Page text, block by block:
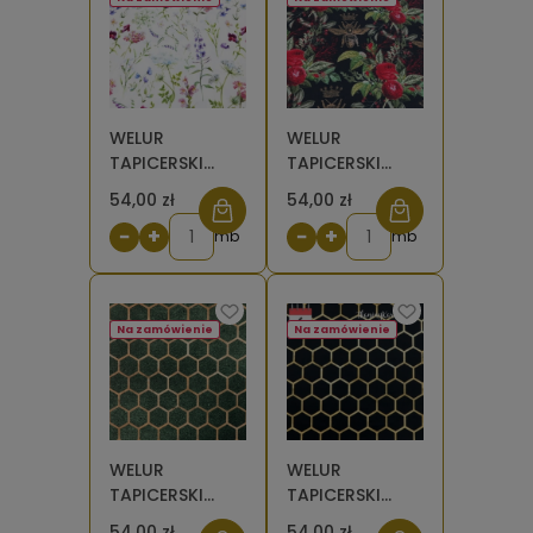
WELUR
TAPICERSKI
Wiosenna łąka
na białym [6-
8]
54,00 zł
− + mb
WELUR
TAPICERSKI
Pszczoła z
kwiatami na
czarnym [6-8]
54,00 zł
− + mb
WELUR
TAPICERSKI
Złoty plaster
Na zamówienie
WELUR
TAPICERSKI
Złoty plaster
Na zamówienie